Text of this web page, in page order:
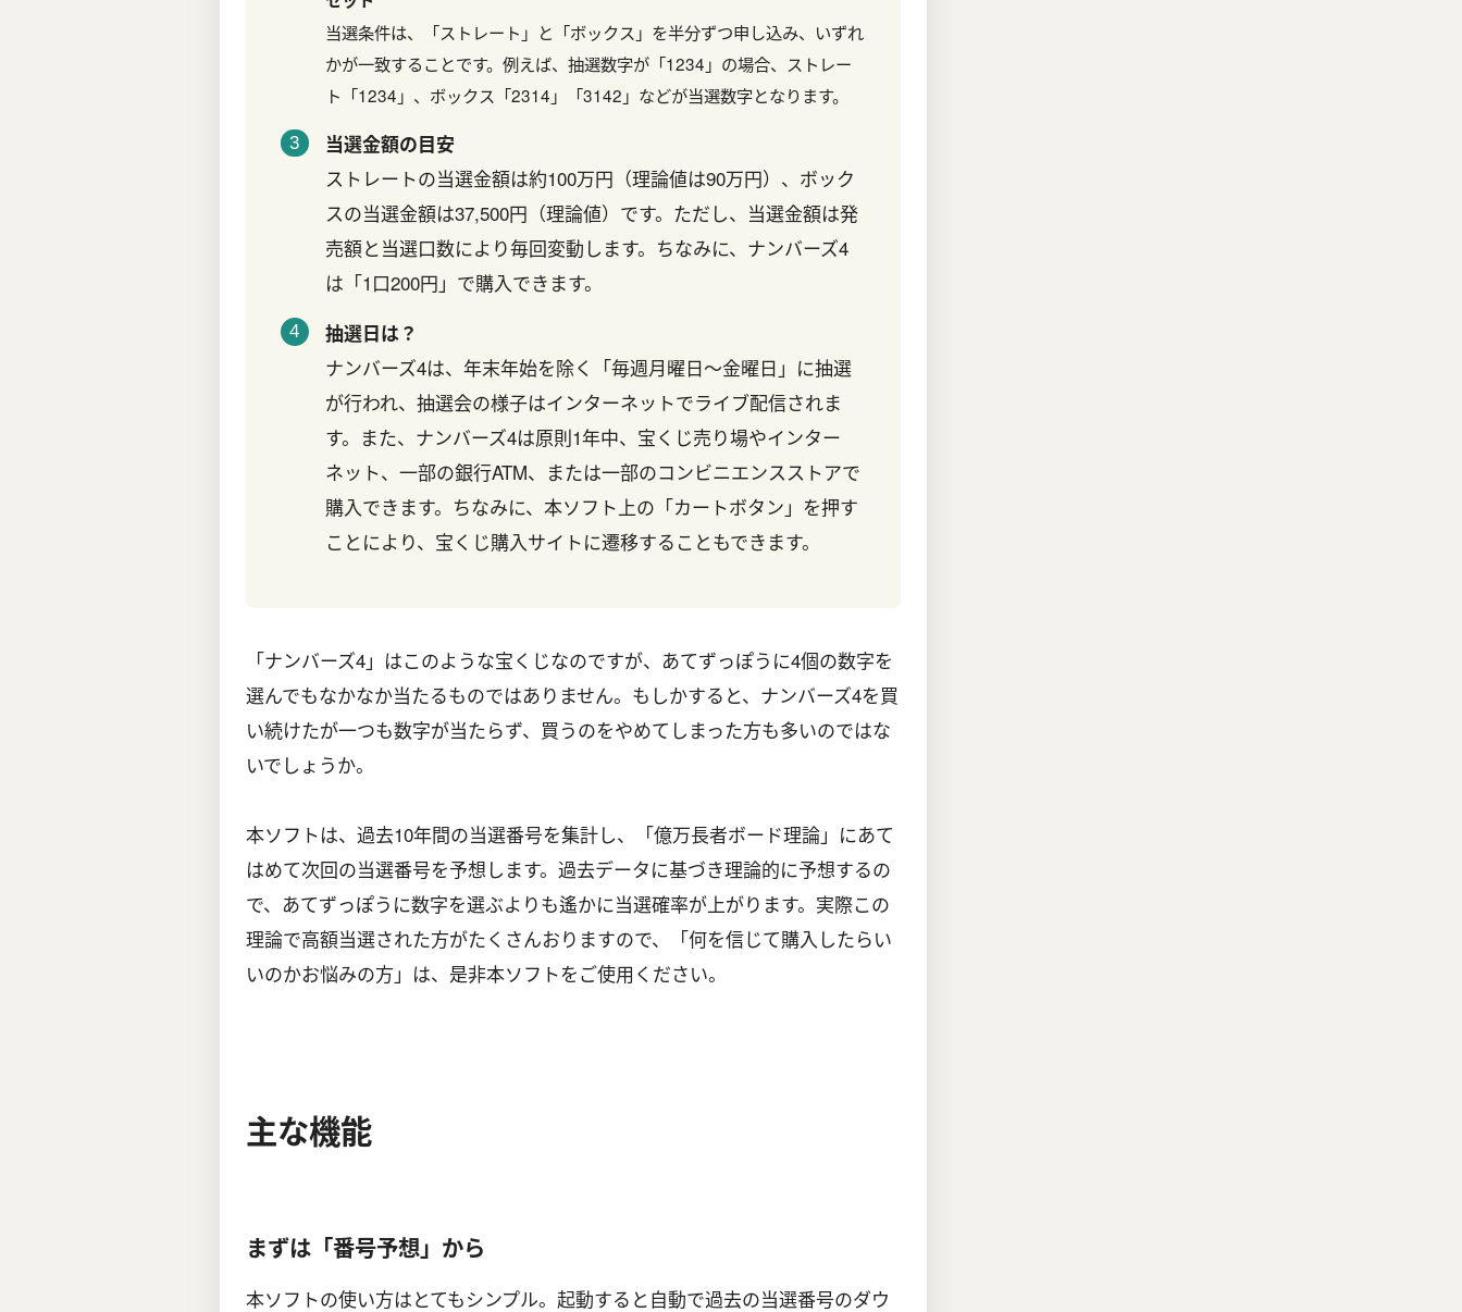
当選条件は、「ストレート」と「ボックス」を半分ずつ申し込み、いずれ
かが一致することです。例えば、抽選数字が「1234」の場合、ストレー
ト「1234」、ボックス「2314」「3142」などが当選数字となります。
当選金額の目安
ストレートの当選金額は約100万円（理論値は90万円）、ボック
スの当選金額は37,500円（理論値）です。ただし、当選金額は発
売額と当選口数により毎回変動します。ちなみに、ナンバーズ4
は「1口200円」で購入できます。
抽選日は？
ナンバーズ4は、年末年始を除く「毎週月曜日～金曜日」に抽選
が行われ、抽選会の様子はインターネットでライブ配信されま
す。また、ナンバーズ4は原則1年中、宝くじ売り場やインター
ネット、一部の銀行ATM、または一部のコンビニエンスストアで
購入できます。ちなみに、本ソフト上の「カートボタン」を押す
ことにより、宝くじ購入サイトに遷移することもできます。
「ナンバーズ4」はこのような宝くじなのですが、あてずっぽうに4個の数字を
選んでもなかなか当たるものではありません。もしかすると、ナンバーズ4を買
い続けたが一つも数字が当たらず、買うのをやめてしまった方も多いのではな
いでしょうか。
本ソフトは、過去10年間の当選番号を集計し、「億万長者ボード理論」にあて
はめて次回の当選番号を予想します。過去データに基づき理論的に予想するの
で、あてずっぽうに数字を選ぶよりも遙かに当選確率が上がります。実際この
理論で高額当選された方がたくさんおりますので、「何を信じて購入したらい
いのかお悩みの方」は、是非本ソフトをご使用ください。
主な機能
まずは「番号予想」から
本ソフトの使い方はとてもシンプル。起動すると自動で過去の当選番号のダウ